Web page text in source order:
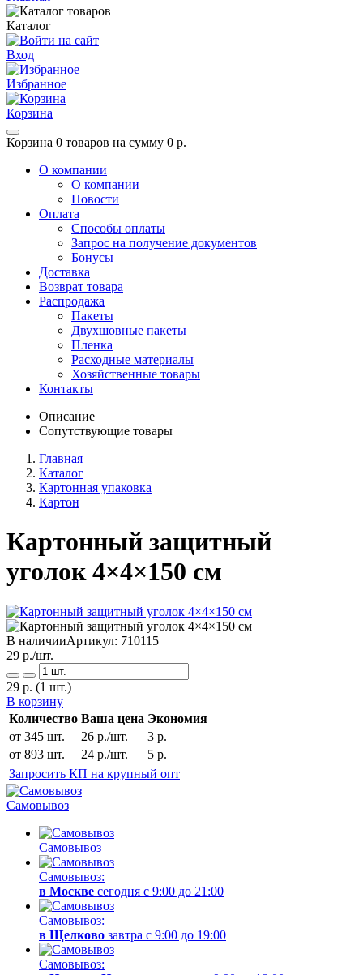
Каталог
Вход
Избранное
Корзина
Корзина 0 товаров на сумму 0 р.
О компании
О компании
Новости
Оплата
Способы оплаты
Запрос на получение документов
Бонусы
Доставка
Возврат товара
Распродажа
Пакеты
Двухшовные пакеты
Пленка
Расходные материалы
Хозяйственные товары
Контакты
Описание
Сопутствующие товары
Главная
Каталог
Картонная упаковка
Картон
Картонный защитный
уголок 4×4×150 см
В наличииАртикул: 710115
29 р./шт.
29 р. (1 шт.)
В корзину
Количество Ваша цена Экономия
от 345 шт.
26 р./шт.
3 р.
от 893 шт.
24 р./шт.
5 р.
Запросить КП на крупный опт
Самовывоз
Самовывоз
Самовывоз:
в Москве сегодня с 9:00 до 21:00
Самовывоз:
в Щелково завтра с 9:00 до 19:00
Самовывоз: